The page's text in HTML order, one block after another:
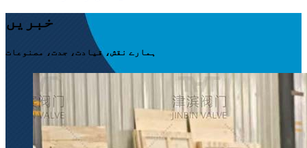
خبریں
ہمارے نقش، قیادت، جدت، مصنوعات